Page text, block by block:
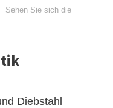
Sehen Sie sich die
Diebstahl